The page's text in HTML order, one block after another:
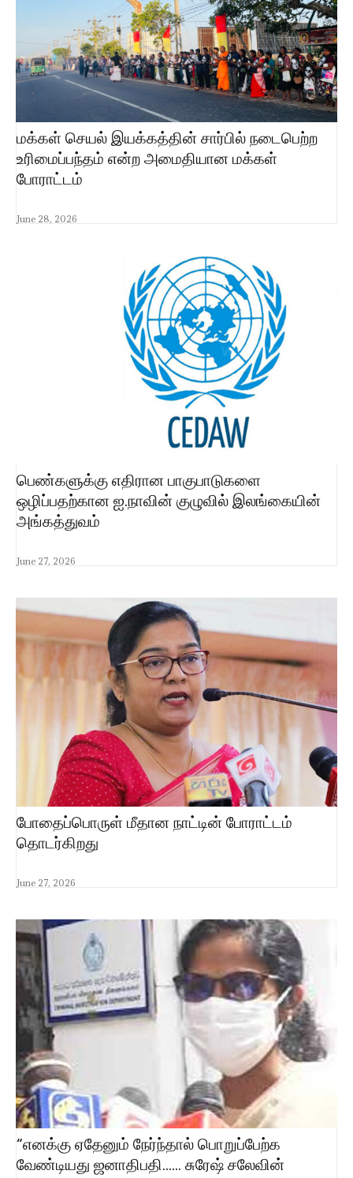
மக்கள் செயல் இயக்கத்தின் சார்பில் நடைபெற்ற
உரிமைப்பந்தம் என்ற அமைதியான மக்கள்
போராட்டம்
June 28, 2026
பெண்களுக்கு எதிரான பாகுபாடுகளை
ஒழிப்பதற்கான ஐ.நாவின் குழுவில் இலங்கையின்
அங்கத்துவம்
June 27, 2026
போதைப்பொருள் மீதான நாட்டின் போராட்டம்
தொடர்கிறது
June 27, 2026
“எனக்கு ஏதேனும் நேர்ந்தால் பொறுப்பேற்க
வேண்டியது ஜனாதிபதி…… சுரேஷ் சலேவின்